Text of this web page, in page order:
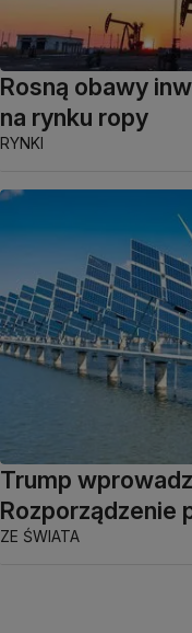
Rosną obawy
na rynku ropy
RYNKI
Trump
Rozporządzenie
ZE ŚWIATA